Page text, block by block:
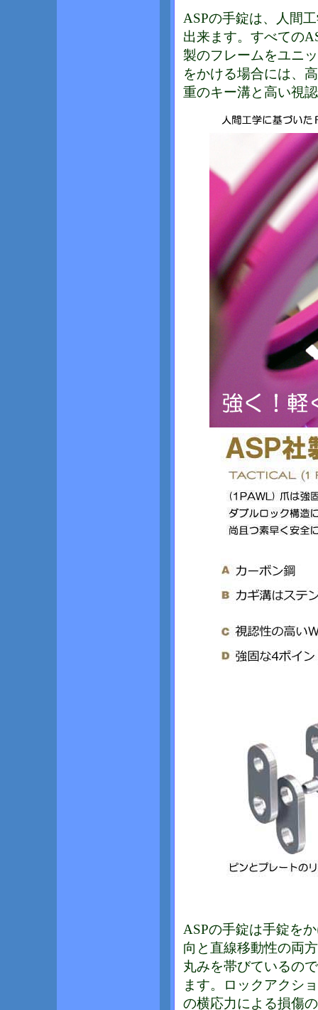
ASPの手錠は、人間
出来ます。すべての
製のフレームをユニ
をかける場合には、
重のキー溝と高い視
ASPの手錠は手錠を
向と直線移動性の両
丸みを帯びているの
ます。ロックアクシ
の横応力による損傷